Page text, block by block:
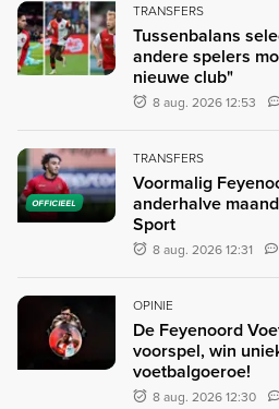
TRANSFERS
Tussenbalans
andere spelers
nieuwe club"
8 aug. 2026 12:53
OFFICIEEL
TRANSFERS
Voormalig
anderhalve
Sport
8 aug. 2026 12:31
OPINIE
De Feyenoord
voorspel, win
voetbalgoeroe!
8 aug. 2026 12:30